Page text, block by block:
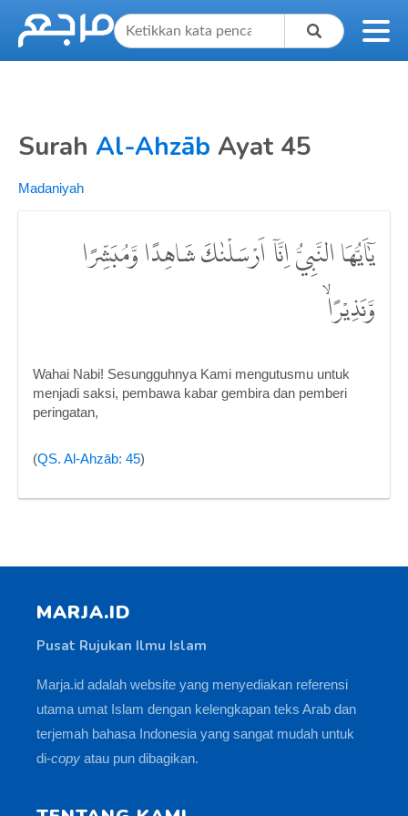
Surah Al-Ahzāb Ayat 45
Madaniyah
يٰٓاَيُّهَا النَّبِيُّ اِنَّآ اَرْسَلْنٰكَ شَاهِدًا وَّمُبَشِّرًا
وَّنَذِيْرًاۙ
Wahai Nabi! Sesungguhnya Kami mengutusmu untuk
menjadi saksi, pembawa kabar gembira dan pemberi
peringatan,
(QS. Al-Ahzāb: 45)
MARJA.ID
Pusat Rujukan Ilmu Islam
Marja.id adalah website yang menyediakan referensi
utama umat Islam dengan kelengkapan teks Arab dan
terjemah bahasa Indonesia yang sangat mudah untuk
di-copy atau pun dibagikan.